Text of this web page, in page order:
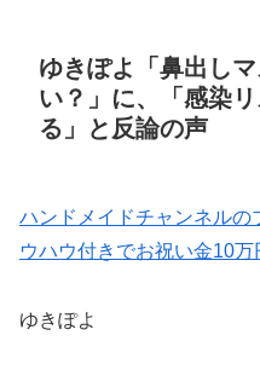
ゆきぽよ「鼻出し
い？」に、「感染
る」と反論の声
ハンドメイドチャンネルの
ウハウ付きでお祝い金10万
ゆきぽよ